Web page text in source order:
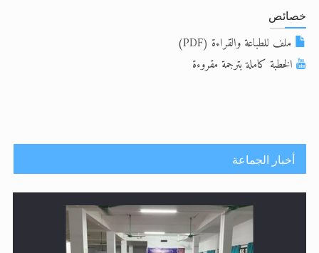
خصائص
ملف للطباعة والقراءة (PDF)
الخطبة كاملة بترجمة مقروءة
أخبار الجماعة